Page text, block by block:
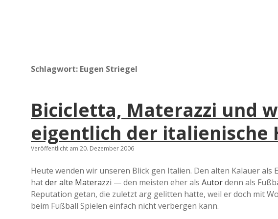
a
d
e
Schlagwort: Eugen Striegel
Bicicletta, Materazzi und
eigentlich der italienische
Veröffentlicht am 20. Dezember 2006
Heute wenden wir unseren Blick gen Italien. Den alten Kalauer
hatderalte Materazzi — den meisten eher als Autordenn als
Reputation getan, die zuletzt arg gelitten hatte, weil er doch mit
beim Fußball Spielen einfach nicht verbergen kann.